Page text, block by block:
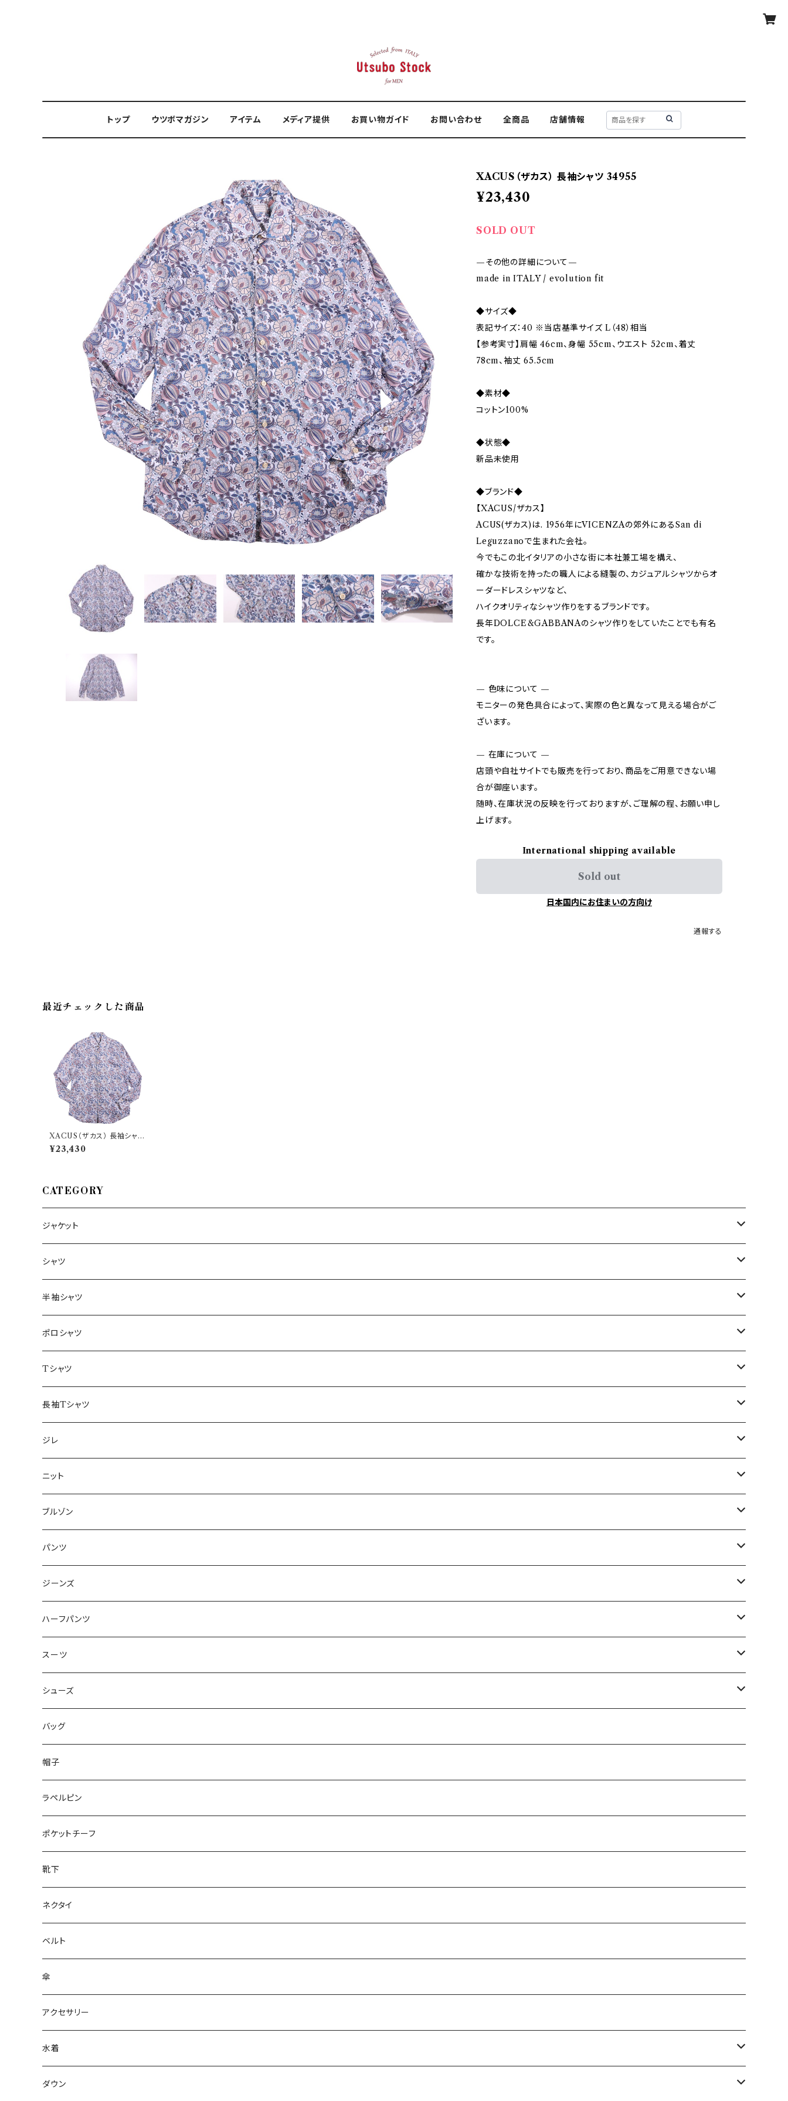
トップ ウツボマガジン アイテム メディア提供 お買い物ガイド お問い合わせ 全商品 店舗情報
XACUS（ザカス） 長袖シャツ 34955
¥23,430
SOLD OUT
—その他の詳細について—
made in ITALY / evolution fit
◆サイズ◆
表記サイズ：40 ※当店基準サイズ L（48）相当
【参考実寸】肩幅 46cm、身幅 55cm、ウエスト 52cm、着丈
78cm、袖丈 65.5cm
◆素材◆
コットン100%
◆状態◆
新品未使用
◆ブランド◆
【XACUS/ザカス】
ACUS(ザカス)は. 1956年にVICENZAの郊外にあるSan di
Leguzzanoで生まれた会社。
今でもこの北イタリアの小さな街に本社兼工場を構え、
確かな技術を持ったの職人による縫製の、カジュアルシャツからオ
ーダードレスシャツなど、
ハイクオリティなシャツ作りをするブランドです。
長年DOLCE&GABBANAのシャツ作りをしていたことでも有名
です。
— 色味について —
モニターの発色具合によって、実際の色と異なって見える場合がご
ざいます。
— 在庫について —
店頭や自社サイトでも販売を行っており、商品をご用意できない場
合が御座います。
随時、在庫状況の反映を行っておりますが、ご理解の程、お願い申し
上げます。
International shipping available
Sold out
日本国内にお住まいの方向け
通報する
最近チェックした商品
XACUS（ザカス） 長袖シャツ
34955
¥23,430
CATEGORY
ジャケット
～44/S
46/M
48/L
50/XL～
シャツ
～44/S
46/M
48/L
50/XL～
半袖シャツ
～44/S
46/M
48/L
50/XL～
ポロシャツ
～44/S
46/M
48/L
50/XL～
Tシャツ
～44/S
46/M
48/L
50/XL～
長袖Tシャツ
～44/S
46/M
48/L
50/XL～
ジレ
～44/S
46/M
48/L
50/XL～
ニット
～44/S
46/M
48/L
50/XL～
ブルゾン
～44/S
46/M
48/L
50/XL～
パンツ
～44/S
46/M
48/L
50/XL～
ジーンズ
～44/S
46/M
48/L
50/XL～
ハーフパンツ
～44/S
46/M
48/L
50/XL～
スーツ
～44/S
46/M
48/L
50/XL～
シューズ
～25.5cm
26cm～
27cm～
28cm～
バッグ
帽子
ラペルピン
ポケットチーフ
靴下
ネクタイ
ベルト
傘
アクセサリー
水着
～44/S
ダウン